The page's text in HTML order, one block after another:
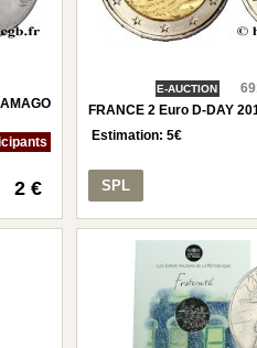
2 €
E-AUCTION
FRANCE 2 Euro D-DAY
Estimation:5€
SPL